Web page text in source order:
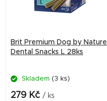
o
Brit Premium Dog by Nature
Dental Snacks L 28ks
Skladem (3 ks)
279 Kč / ks